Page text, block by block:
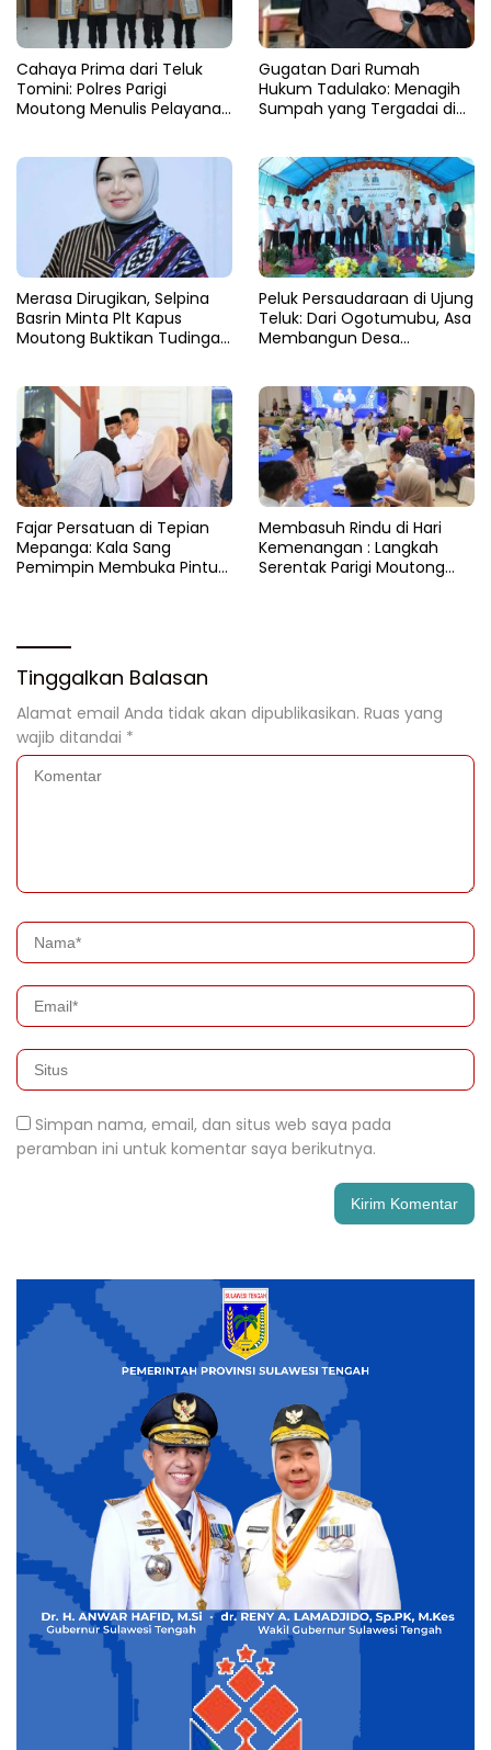
Cahaya Prima dari Teluk
Tomini: Polres Parigi
Moutong Menulis Pelayanan
Gugatan Dari Rumah
Hukum Tadulako: Menagih
Sumpah yang Tergadai di
Merasa Dirugikan, Selpina
Basrin Minta Plt Kapus
Moutong Buktikan Tudingan
Peluk Persaudaraan di Ujung
Teluk: Dari Ogotumubu, Asa
Membangun Desa
Fajar Persatuan di Tepian
Mepanga: Kala Sang
Pemimpin Membuka Pintu
​Membasuh Rindu di Hari
Kemenangan : Langkah
Serentak Parigi Moutong
Tinggalkan Balasan
Alamat email Anda tidak akan dipublikasikan. Ruas yang
wajib ditandai *
Simpan nama, email, dan situs web saya pada
peramban ini untuk komentar saya berikutnya.